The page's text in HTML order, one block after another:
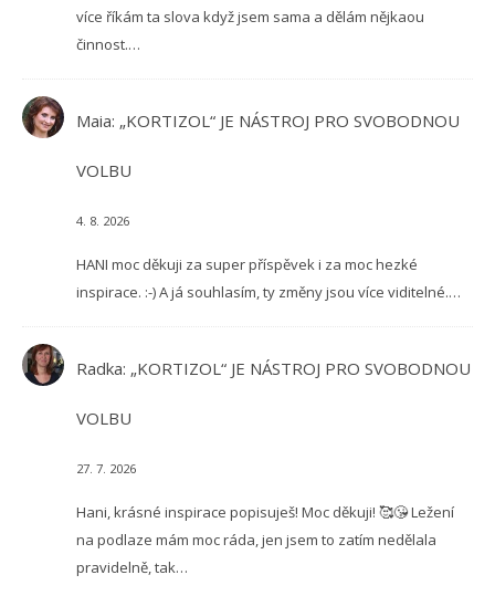
více říkám ta slova když jsem sama a dělám nějkaou
činnost.…
Maia: „KORTIZOL“ JE NÁSTROJ PRO SVOBODNOU
VOLBU
4. 8. 2026
HANI moc děkuji za super příspěvek i za moc hezké
inspirace. :-) A já souhlasím, ty změny jsou více viditelné.…
Radka: „KORTIZOL“ JE NÁSTROJ PRO SVOBODNOU
VOLBU
27. 7. 2026
Hani, krásné inspirace popisuješ! Moc děkuji! 🥰😘 Ležení
na podlaze mám moc ráda, jen jsem to zatím nedělala
pravidelně, tak…